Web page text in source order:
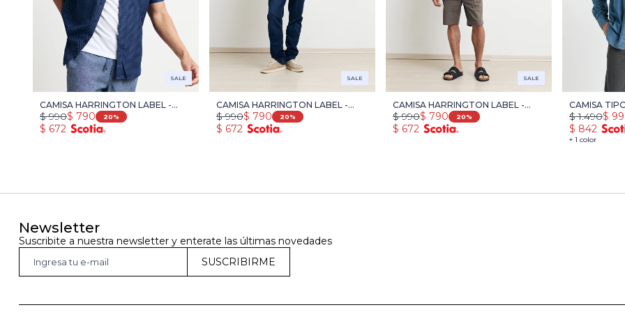
SALE
CAMISA HARRINGTON LABEL -
AZUL OSC/PIEDRA
$ 790
$ 990 20
$ 672
SALE
CAMISA HARRINGTON LABEL -
AZUL OSC/BLA
$ 790
$ 990 20
$ 672
SALE
CAMISA HARRINGTON LABEL -
AZUL/BLANCO
$ 790
$ 990 20
$ 672
CAMISA
+ 1 color
$
$ 1.490
$ 842
Newsletter
Suscribite a nuestra newsletter y enterate las últimas novedades
SUSCRIBIRME